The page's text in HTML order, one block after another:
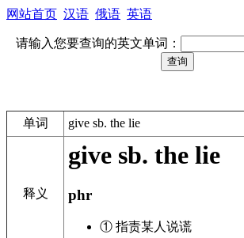
网站首页 汉语 俄语 英语
请输入您要查询的英文单词：
单词 give sb. the lie
释义
give sb. the lie
phr
① 指责某人说谎